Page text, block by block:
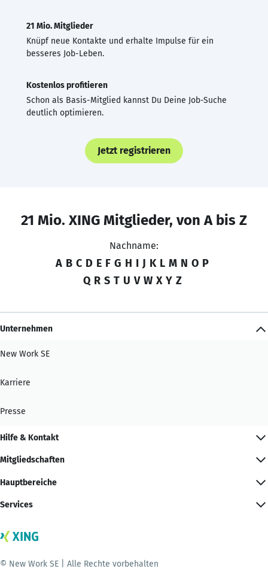
21 Mio. Mitglieder
Knüpf neue Kontakte und erhalte Impulse für ein
besseres Job-Leben.
Kostenlos profitieren
Schon als Basis-Mitglied kannst Du Deine Job-Suche
deutlich optimieren.
Jetzt registrieren
21 Mio. XING Mitglieder, von A bis Z
Nachname:
A B C D E F G H I J K L M N O P
Q R S T U V W X Y Z
Unternehmen
New Work SE
Karriere
Presse
Hilfe & Kontakt
Mitgliedschaften
Hauptbereiche
Services
© New Work SE | Alle Rechte vorbehalten